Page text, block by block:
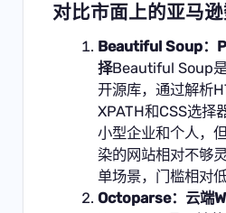
对比市面上的亚马逊
Beautiful Soup：
择Beautiful Soup
开源库，通过解析
XPATH和CSS选择
小型企业和个人，
染的网站相对不够
单场景，门槛相对低
Octoparse：云端